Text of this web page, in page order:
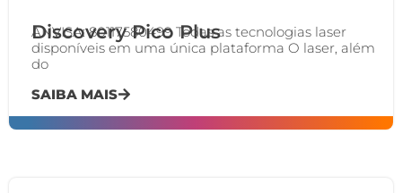
Discovery Pico Plus
ANVISA: 80117580499 Todas as tecnologias laser
disponíveis em uma única plataforma O laser, além
do
SAIBA MAIS